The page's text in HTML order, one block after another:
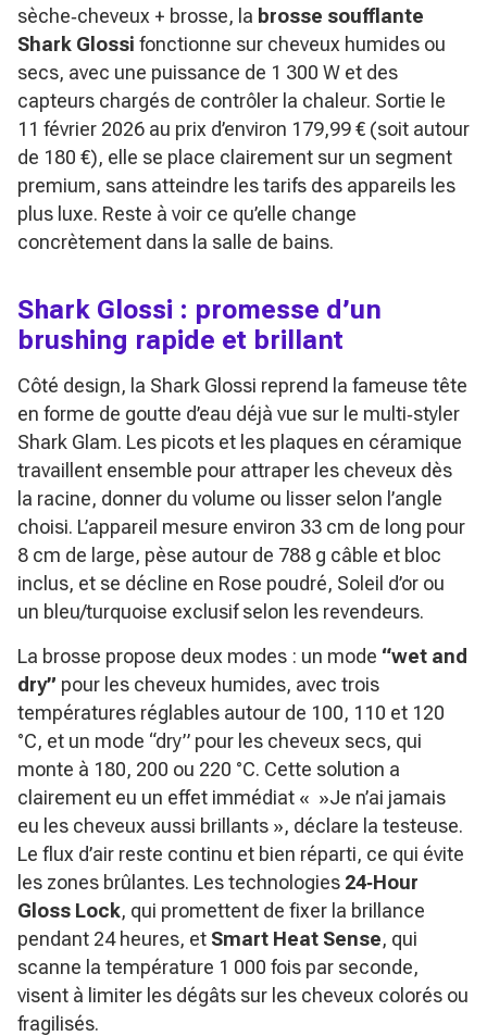
sèche‑cheveux + brosse, la brosse soufflante
Shark Glossi fonctionne sur cheveux humides ou
secs, avec une puissance de 1 300 W et des
capteurs chargés de contrôler la chaleur. Sortie le
11 février 2026 au prix d’environ 179,99 € (soit autour
de 180 €), elle se place clairement sur un segment
premium, sans atteindre les tarifs des appareils les
plus luxe. Reste à voir ce qu’elle change
concrètement dans la salle de bains.
Shark Glossi : promesse d’un
brushing rapide et brillant
Côté design, la Shark Glossi reprend la fameuse tête
en forme de goutte d’eau déjà vue sur le multi‑styler
Shark Glam. Les picots et les plaques en céramique
travaillent ensemble pour attraper les cheveux dès
la racine, donner du volume ou lisser selon l’angle
choisi. L’appareil mesure environ 33 cm de long pour
8 cm de large, pèse autour de 788 g câble et bloc
inclus, et se décline en Rose poudré, Soleil d’or ou
un bleu/turquoise exclusif selon les revendeurs.
La brosse propose deux modes : un mode “wet and
dry” pour les cheveux humides, avec trois
températures réglables autour de 100, 110 et 120
°C, et un mode “dry” pour les cheveux secs, qui
monte à 180, 200 ou 220 °C. Cette solution a
clairement eu un effet immédiat « »Je n’ai jamais
eu les cheveux aussi brillants », déclare la testeuse.
Le flux d’air reste continu et bien réparti, ce qui évite
les zones brûlantes. Les technologies 24‑Hour
Gloss Lock, qui promettent de fixer la brillance
pendant 24 heures, et Smart Heat Sense, qui
scanne la température 1 000 fois par seconde,
visent à limiter les dégâts sur les cheveux colorés ou
fragilisés.